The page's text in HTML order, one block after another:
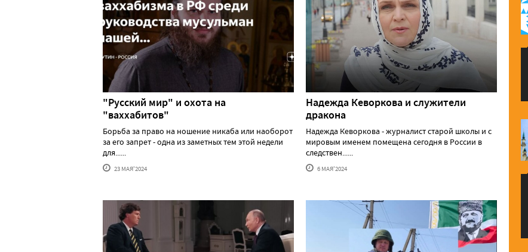
"Русский мир" и охота на
"ваххабитов"
Борьба за право на ношение никаба или наоборот
за его запрет - одна из заметных тем этой недели
для......
23 МАЯ'2024
Надежда Кеворкова и служители
дракона
Надежда Кеворкова - журналист старой школы и с
мировым именем помещена сегодня в России в
следствен......
6 МАЯ'2024